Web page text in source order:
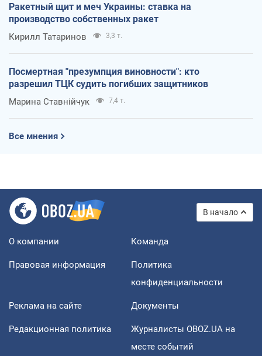
Ракетный щит и меч Украины: ставка на
производство собственных ракет
Кирилл Татаринов 3,3 т.
Посмертная "презумпция виновности": кто
разрешил ТЦК судить погибших защитников
Марина Ставнійчук 7,4 т.
Все мнения
В начало
О компании Команда
Правовая информация
Политика
конфиденциальности
Реклама на сайте Документы
Редакционная политика
Журналисты OBOZ.UA на
месте событий